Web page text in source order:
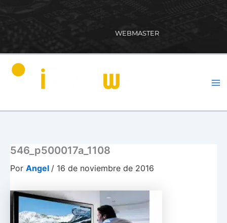
WEBMASTER
546_p500017a_1108
Por Angel / 16 de noviembre de 2016